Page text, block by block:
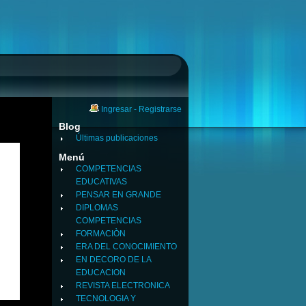
Ingresar - Registrarse
Blog
Últimas publicaciones
Menú
COMPETENCIAS
EDUCATIVAS
PENSAR EN GRANDE
DIPLOMAS
COMPETENCIAS
FORMACIÒN
ERA DEL CONOCIMIENTO
EN DECORO DE LA
EDUCACION
REVISTA ELECTRONICA
TECNOLOGIA Y